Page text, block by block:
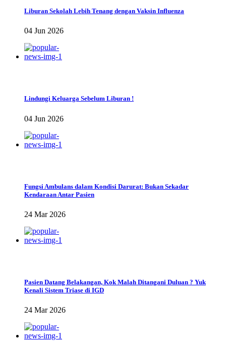
Liburan Sekolah Lebih Tenang dengan Vaksin Influenza
04 Jun 2026
Lindungi Keluarga Sebelum Liburan !
04 Jun 2026
Fungsi Ambulans dalam Kondisi Darurat: Bukan Sekadar
Kendaraan Antar Pasien
24 Mar 2026
Pasien Datang Belakangan, Kok Malah Ditangani Duluan ? Yuk
Kenali Sistem Triase di IGD
24 Mar 2026